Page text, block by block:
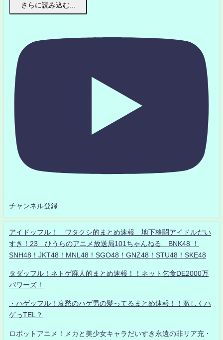
さらに読み込む...
チャンネル登録
アイドッフル！ ワタクシ的まとめ速報 地下格闘アイドルだい
すき！23 ひうらのアニメ放送局101ちゃんねる BNK48 ！
SNH48！JKT48！MNL48！SGO48！GNZ48！STU48！SKE48
タダッフル！ネトゲ廃人的まとめ速報！！ネット乞食DE2000万
パワーズ！
・ハゲッフル！哀愁のハゲ男の髪ってるまとめ速報！！激しくハ
ゲっTEL？
ロボットアニメ！メカと美少女キャラだいすき永遠の非リア充・